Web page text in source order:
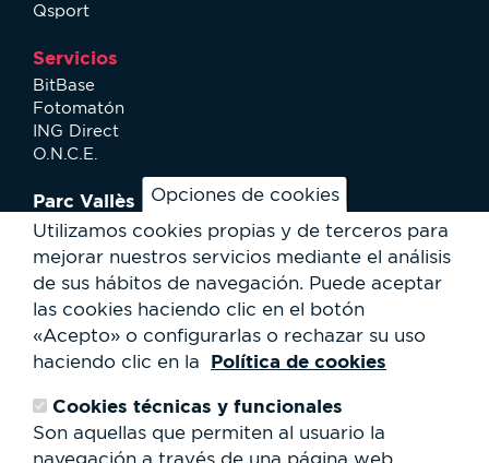
Opciones de cookies
Utilizamos cookies propias y de terceros para
mejorar nuestros servicios mediante el análisis
de sus hábitos de navegación. Puede aceptar
las cookies haciendo clic en el botón
«Acepto» o configurarlas o rechazar su uso
haciendo clic en la
Política de cookies
Cookies técnicas y funcionales
Son aquellas que permiten al usuario la
navegación a través de una página web,
Qsport
Servicios
BitBase
Fotomatón
ING Direct
O.N.C.E.
Parc Vallès
¿Cómo llegar?
Mapa
Actividades
Servicios al usuario
Club Staff
¿Quiénes somos?
Trabaja con nosotros
Cesión de espacios
RSC